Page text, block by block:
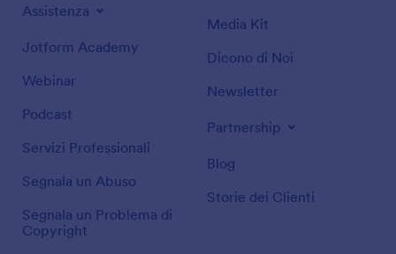
Assistenza
Jotform Academy
Webinar
Podcast
Servizi Professionali
Segnala un Abuso
Segnala un Problema di
Copyright
Media Kit
Dicono di Noi
Newsletter
Partnership
Blog
Storie dei Clienti